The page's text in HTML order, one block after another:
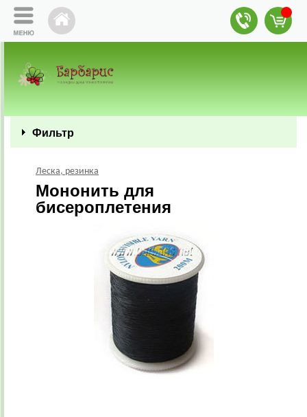
Фильтр
Леска, резинка
Мононить для
бисероплетения